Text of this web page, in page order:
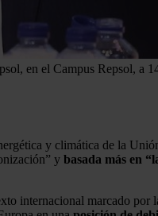
en el Campus Repsol, a
y climática de la
y basada más en
internacional marcado